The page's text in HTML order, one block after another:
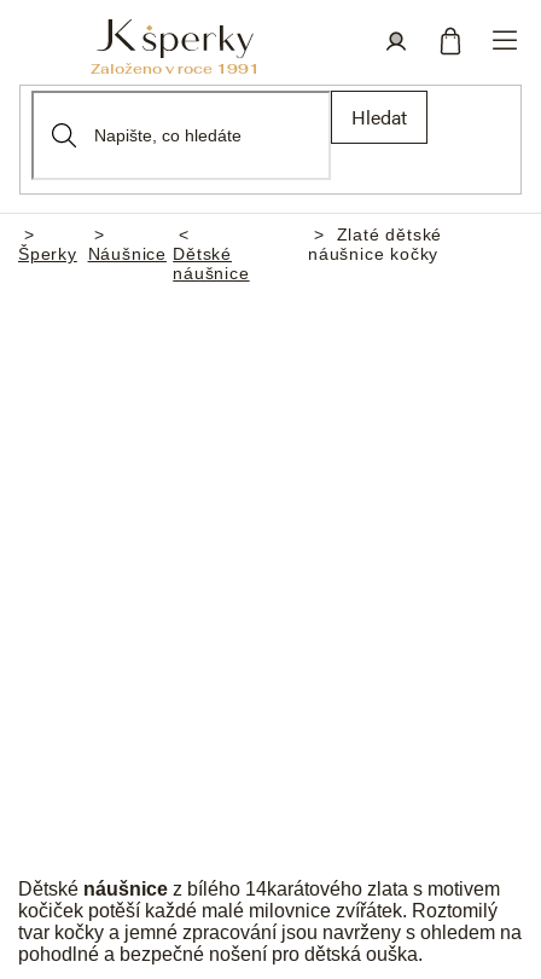
Hledat
Domů
Šperky Náušnice Dětské
náušnice
Zlaté dětské
náušnice kočky
Dětské náušnice z bílého 14karátového zlata s motivem
kočiček potěší každé malé milovnice zvířátek. Roztomilý
tvar kočky a jemné zpracování jsou navrženy s ohledem na
pohodlné a bezpečné nošení pro dětská ouška.